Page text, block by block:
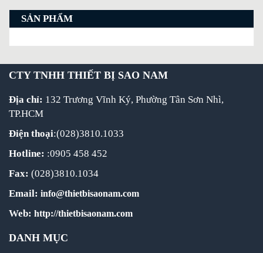
SẢN PHẨM
CTY TNHH THIẾT BỊ SAO NAM
Địa chỉ: 132 Trương Vĩnh Ký, Phường Tân Sơn Nhì,
TP.HCM
Điện thoại:(028)3810.1033
Hotline: :0905 458 452
Fax: (028)3810.1034
Email: info@thietbisaonam.com
Web: http://thietbisaonam.com
DANH MỤC